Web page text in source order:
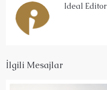
Ideal Editor
İlgili Mesajlar